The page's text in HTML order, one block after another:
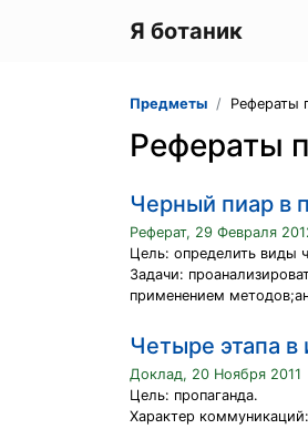
Я ботаник
Предметы Рефераты
Рефераты
Черный пиар в
Реферат, 29 Февраля
Цель: определить виды
Задачи:
применением
Четыре этапа в
Доклад, 20 Ноября 2011
Цель: пропаганда.
Характер